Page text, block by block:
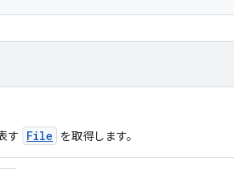
す File を取得します。